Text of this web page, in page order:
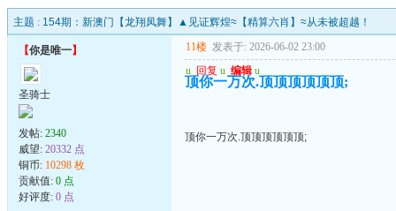
主题 : 154期：新澳门【龙翔凤舞】▲见证辉煌≈【精算六肖】≈从未被超越！
【你是唯一】
圣骑士
发帖: 2340
威望: 20332 点
铜币: 10298 枚
贡献值: 0 点
好评度: 0 点
11楼 发表于: 2026-06-02 23:00
u 回复 u 编辑 u
顶你一万次.顶顶顶顶顶顶;
顶你一万次.顶顶顶顶顶顶;